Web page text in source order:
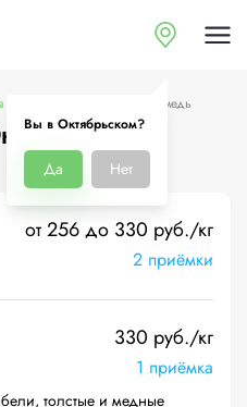
Вы в Октябрьском?
Да Нет
Цены на медь
от 256 до 330 руб./кг
2 приёмки
330 руб./кг
1 приёмка
толстые и медные